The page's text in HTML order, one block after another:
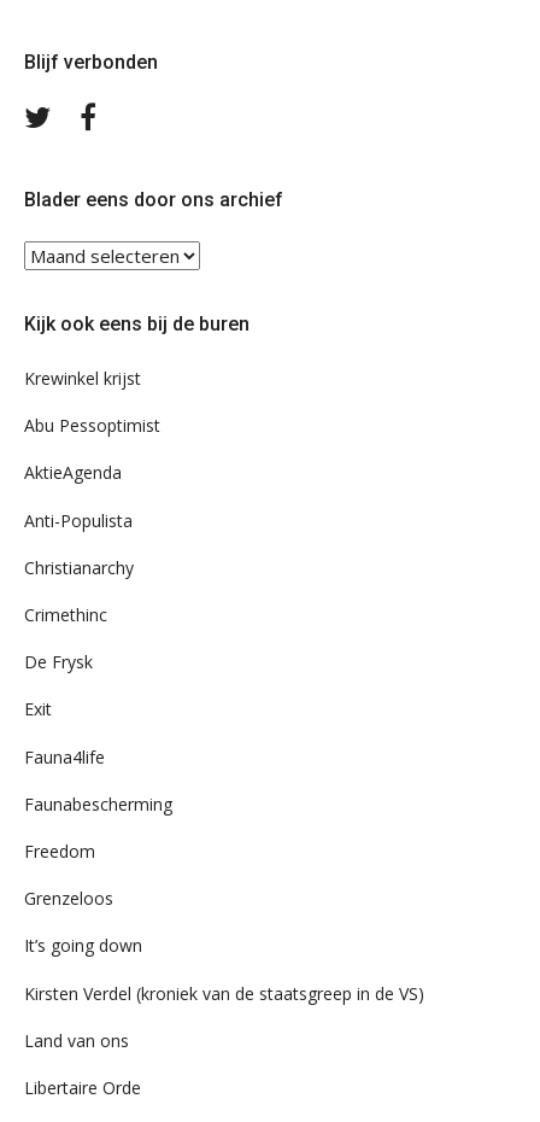
Blijf verbonden
Volg
Blader eens door ons archief
Blader
eens
ons
Kijk ook eens bij de buren
Krewinkel krijst
Abu Pessoptimist
AktieAgenda
Anti-Populista
Christianarchy
Crimethinc
De Frysk
Exit
Fauna4life
Faunabescherming
Freedom
Grenzeloos
It’s going down
Kirsten Verdel (kroniek van de staatsgreep in de VS)
Land van ons
Libertaire Orde